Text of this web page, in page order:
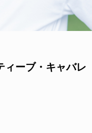
ーブ・キャバレ